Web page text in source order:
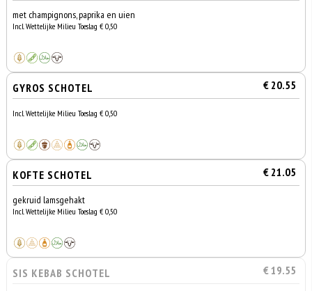
met champignons, paprika en uien
Incl. Wettelijke Milieu Toeslag € 0,50
GYROS SCHOTEL € 20.55
Incl. Wettelijke Milieu Toeslag € 0,50
KOFTE SCHOTEL € 21.05
gekruid lamsgehakt
Incl. Wettelijke Milieu Toeslag € 0,50
SIS KEBAB SCHOTEL € 19.55